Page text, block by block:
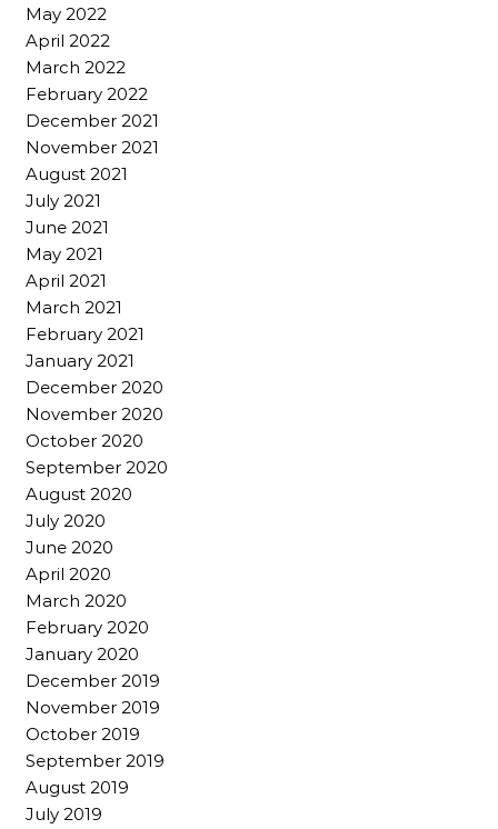
May 2022
April 2022
March 2022
February 2022
December 2021
November 2021
August 2021
July 2021
June 2021
May 2021
April 2021
March 2021
February 2021
January 2021
December 2020
November 2020
October 2020
September 2020
August 2020
July 2020
June 2020
April 2020
March 2020
February 2020
January 2020
December 2019
November 2019
October 2019
September 2019
August 2019
July 2019